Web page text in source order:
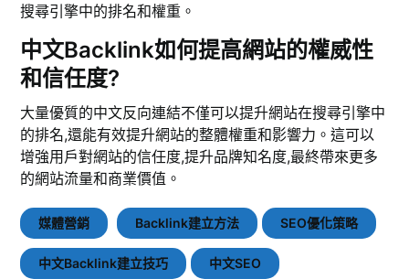
搜尋引擎中的排名和權重。
中文Backlink如何提高網站的權威性
和信任度?
大量優質的中文反向連結不僅可以提升網站在搜尋引擎中
的排名,還能有效提升網站的整體權重和影響力。這可以
增強用戶對網站的信任度,提升品牌知名度,最終帶來更多
的網站流量和商業價值。
媒體營銷 Backlink建立方法 SEO優化策略
中文Backlink建立技巧 中文SEO